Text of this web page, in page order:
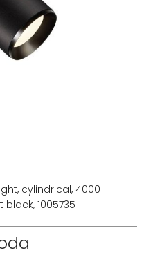
cylindrical, 4000
black, 1005735